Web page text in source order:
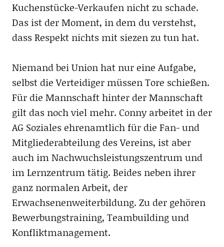
Kuchenstücke-Verkaufen nicht zu schade.
Das ist der Moment, in dem du verstehst,
dass Respekt nichts mit siezen zu tun hat.
Niemand bei Union hat nur eine Aufgabe,
selbst die Verteidiger müssen Tore schießen.
Für die Mannschaft hinter der Mannschaft
gilt das noch viel mehr. Conny arbeitet in der
AG Soziales ehrenamtlich für die Fan- und
Mitgliederabteilung des Vereins, ist aber
auch im Nachwuchsleistungszentrum und
im Lernzentrum tätig. Beides neben ihrer
ganz normalen Arbeit, der
Erwachsenenweiterbildung. Zu der gehören
Bewerbungstraining, Teambuilding und
Konfliktmanagement.